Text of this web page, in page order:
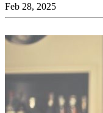
Feb 28, 2025